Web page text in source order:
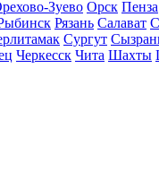
Зуево Орск Пенза
Рязань Салават
Сургут
Черкесск Чита Шахты